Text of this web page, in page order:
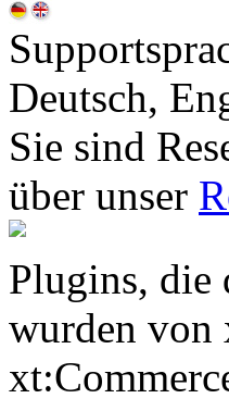
Deutsch,
Sie sind
über unser
Plugins, die
wurden von